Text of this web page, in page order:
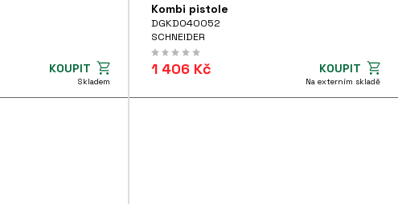
KOUPIT
Skladem
Kombi pistole
DGKD040052
SCHNEIDER
1 406 Kč KOUPIT
Na externím skladě